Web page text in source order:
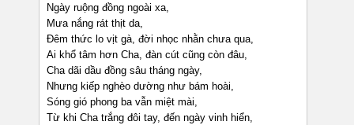
Ngày ruộng đồng ngoài xa,
Mưa nắng rát thịt da,
Đêm thức lo vịt gà, đời nhọc nhằn chưa qua,
Ai khổ tâm hơn Cha, đàn cút cũng còn đâu,
Cha dãi dầu đồng sâu tháng ngày,
Nhưng kiếp nghèo dường như bám hoài,
Sóng gió phong ba vẫn miệt mài,
Từ khi Cha trắng đôi tay, đến ngày vinh hiển,